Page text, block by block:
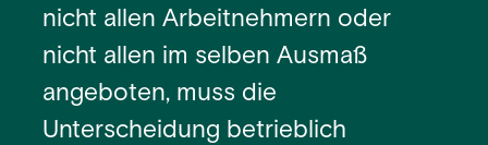
nicht allen Arbeitnehmern oder
nicht allen im selben Ausmaß
angeboten, muss die
Unterscheidung betrieblich